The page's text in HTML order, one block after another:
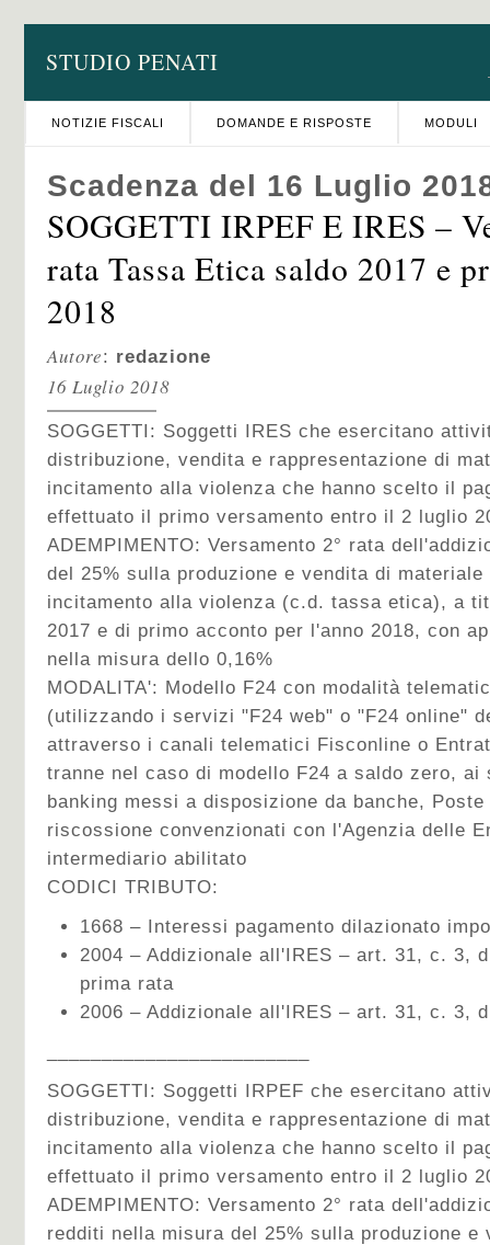
STUDIO PENATI
NOTIZIE FISCALI DOMANDE E RISPOSTE MODULI
Scadenza del 16 Luglio
SOGGETTI IRPEF E IRES –
rata Tassa Etica saldo 2017 e
2018
Autore: redazione
16 Luglio 2018
SOGGETTI: Soggetti IRES che esercitano
distribuzione, vendita e rappresentazione di
incitamento alla violenza che hanno scelto il
effettuato il primo versamento entro il 2 luglio
ADEMPIMENTO: Versamento 2° rata
del 25% sulla produzione e vendita di
incitamento alla violenza (c.d. tassa etica), a
2017 e di primo acconto per l'anno 2018, con
nella misura dello 0,16%
MODALITA': Modello F24 con modalità
(utilizzando i servizi "F24 web" o "F24 online"
attraverso i canali telematici Fisconline o
tranne nel caso di modello F24 a saldo zero,
banking messi a disposizione da banche,
riscossione convenzionati con l'Agenzia delle
intermediario abilitato
CODICI TRIBUTO:
1668 – Interessi pagamento dilazionato
2004 – Addizionale all'IRES – art. 31, c. 3,
prima rata
2006 – Addizionale all'IRES – art. 31, c. 3,
SOGGETTI: Soggetti IRPEF che esercitano
distribuzione, vendita e rappresentazione di
incitamento alla violenza che hanno scelto il
effettuato il primo versamento entro il 2 luglio
ADEMPIMENTO: Versamento 2° rata
redditi nella misura del 25% sulla produzione e